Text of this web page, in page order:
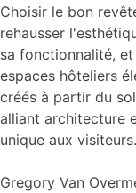
Choisir le bon
rehausser
sa fonctionnalité,
espaces hôteliers
créés à partir du
alliant architecture
unique aux visiteurs.
Gregory Van